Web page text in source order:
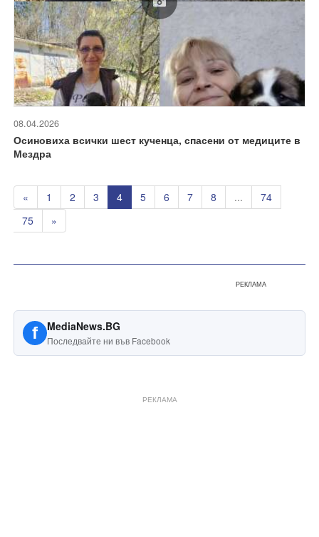
08.04.2026
Осиновиха всички шест кученца, спасени от медиците в
Мездра
« 1 2 3 4 5 6 7 8 ...
74
75
»
РЕКЛАМА
f MediaNews.BG
Последвайте ни във Facebook
РЕКЛАМА